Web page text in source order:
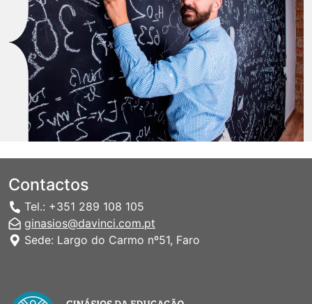
Contactos
Tel.: +351 289 108 105
ginasios@davinci.com.pt
Sede: Largo do Carmo nº51, Faro